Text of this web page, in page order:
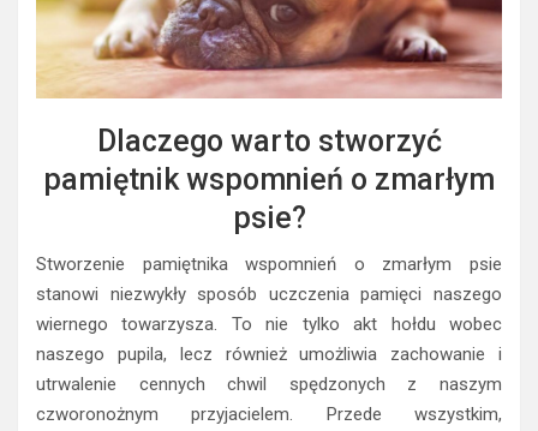
Dlaczego warto stworzyć
pamiętnik wspomnień o zmarłym
psie?
Stworzenie pamiętnika wspomnień o zmarłym psie
stanowi niezwykły sposób uczczenia pamięci naszego
wiernego towarzysza. To nie tylko akt hołdu wobec
naszego pupila, lecz również umożliwia zachowanie i
utrwalenie cennych chwil spędzonych z naszym
czworonożnym przyjacielem. Przede wszystkim,